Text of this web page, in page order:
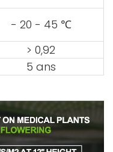
- 20 - 45 ℃
> 0,92
5 ans